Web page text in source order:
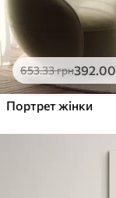
653.33грн392.00
Портрет жінки